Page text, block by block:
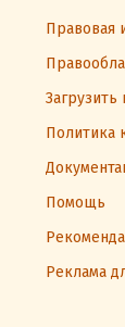
Правовая
Политика
Помощь
Реклама